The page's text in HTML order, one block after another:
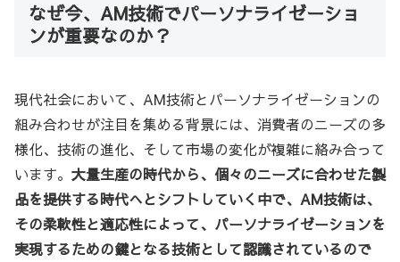
なぜ今、AM技術でパーソナライゼーショ
ンが重要なのか？
現代社会において、AM技術とパーソナライゼーションの
組み合わせが注目を集める背景には、消費者のニーズの多
様化、技術の進化、そして市場の変化が複雑に絡み合って
います。 大量生産の時代から、個々のニーズに合わせた製
品を提供する時代へとシフトしていく中で、AM技術は、
その柔軟性と適応性によって、パーソナライゼーションを
実現するための鍵となる技術として認識されているので